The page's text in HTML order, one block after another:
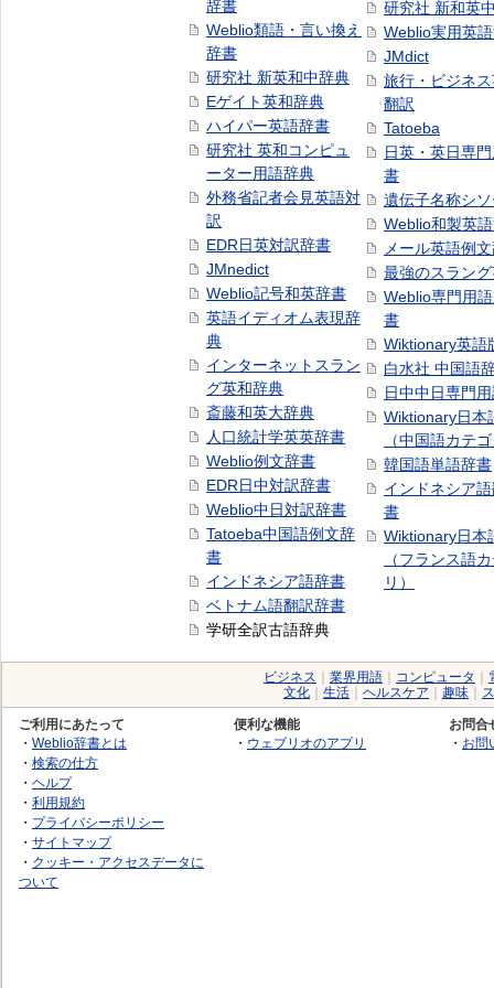
辞書
Weblio類語・言い換え
辞書
研究社 新英和中辞典
Eゲイト英和辞典
ハイパー英語辞書
研究社 英和コンピュ
ーター用語辞典
外務省記者会見英語対
訳
EDR日英対訳辞書
JMnedict
Weblio記号和英辞書
英語イディオム表現辞
典
インターネットスラン
グ英和辞典
斎藤和英大辞典
人口統計学英英辞書
Weblio例文辞書
EDR日中対訳辞書
Weblio中日対訳辞書
Tatoeba中国語例文辞
書
インドネシア語辞書
ベトナム語翻訳辞書
学研全訳古語辞典
研究社 新和英
Weblio実用英
JMdict
旅行・ビジネ
翻訳
Tatoeba
日英・英日専
書
遺伝子名称シ
Weblio和製英
メール英語例
最強のスラン
Weblio専門用
書
Wiktionary英語
白水社 中国語
日中中日専門
Wiktionary日本
（中国語カテ
韓国語単語辞書
インドネシア
書
Wiktionary日本
（フランス語
リ）
ビジネス 業界用語 コンピュータ
文化
生活 ヘルスケア 趣味
ご利用にあたって
・ Weblio辞書とは
・ 検索の仕方
・ ヘルプ
・ 利用規約
・ プライバシーポリシー
・ サイトマップ
・ クッキー・アクセスデータに
ついて
便利な機能
・ ウェブリオのアプリ
お問合
・ お問